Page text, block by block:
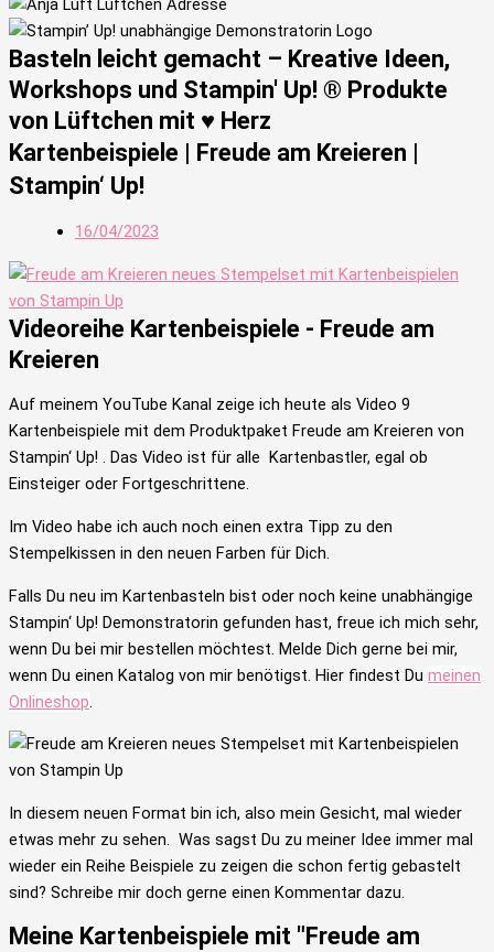
Basteln leicht gemacht – Kreative Ideen,
Workshops und Stampin' Up! ® Produkte
von Lüftchen mit ♥ Herz
Kartenbeispiele | Freude am Kreieren |
Stampin‘ Up!
16/04/2023
Videoreihe Kartenbeispiele - Freude am
Kreieren
Auf meinem YouTube Kanal zeige ich heute als Video 9
Kartenbeispiele mit dem Produktpaket Freude am Kreieren von
Stampin‘ Up! . Das Video ist für alle Kartenbastler, egal ob
Einsteiger oder Fortgeschrittene.
Im Video habe ich auch noch einen extra Tipp zu den
Stempelkissen in den neuen Farben für Dich.
Falls Du neu im Kartenbasteln bist oder noch keine unabhängige
Stampin‘ Up! Demonstratorin gefunden hast, freue ich mich sehr,
wenn Du bei mir bestellen möchtest. Melde Dich gerne bei mir,
wenn Du einen Katalog von mir benötigst. Hier findest Du meinen
Onlineshop.
In diesem neuen Format bin ich, also mein Gesicht, mal wieder
etwas mehr zu sehen. Was sagst Du zu meiner Idee immer mal
wieder ein Reihe Beispiele zu zeigen die schon fertig gebastelt
sind? Schreibe mir doch gerne einen Kommentar dazu.
Meine Kartenbeispiele mit "Freude am